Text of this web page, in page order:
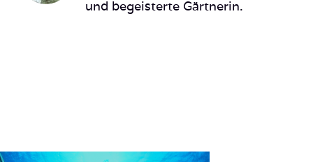
und begeisterte Gärtnerin.